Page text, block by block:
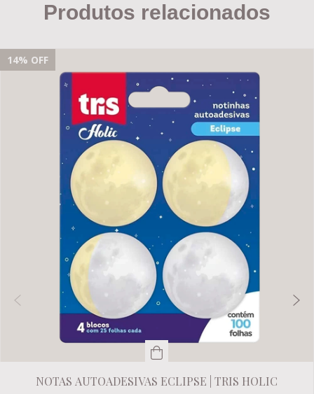
Produtos relacionados
14% OFF
NOTAS AUTOADESIVAS ECLIPSE | TRIS HOLIC